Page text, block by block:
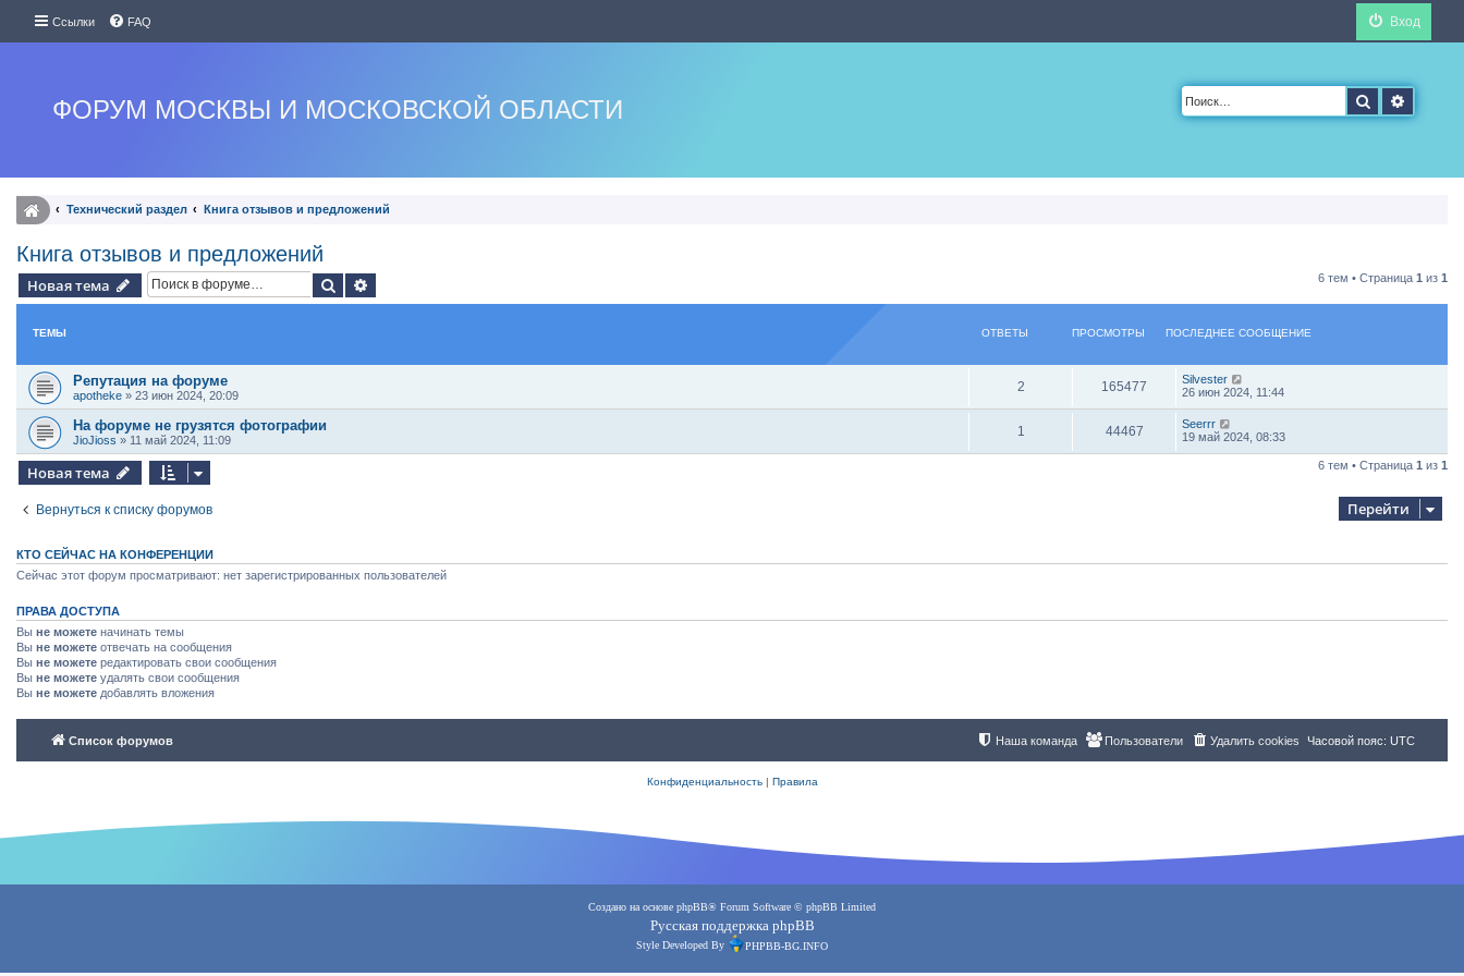
Ссылки FAQ Вход
ФОРУМ МОСКВЫ И МОСКОВСКОЙ ОБЛАСТИ Поиск
Технический раздел Книга отзывов и предложений
Книга отзывов и предложений
Новая тема Поиск 6 тем • Страница 1 из 1
ТЕМЫ ОТВЕТЫ ПРОСМОТРЫ ПОСЛЕДНЕЕ СООБЩЕНИЕ
Репутация на форуме
apotheke » 23 июн 2024, 20:09
2 165477
Silvester
26 июн 2024, 11:44
На форуме не грузятся фотографии
JioJioss » 11 май 2024, 11:09
1 44467
Seerrr
19 май 2024, 08:33
Новая тема 6 тем • Страница 1 из 1
Вернуться к списку форумов Перейти
КТО СЕЙЧАС НА КОНФЕРЕНЦИИ
Сейчас этот форум просматривают: нет зарегистрированных пользователей
ПРАВА ДОСТУПА
Вы не можете начинать темы
Вы не можете отвечать на сообщения
Вы не можете редактировать свои сообщения
Вы не можете удалять свои сообщения
Вы не можете добавлять вложения
Список форумов Часовой пояс: UTC
Удалить cookies
Пользователи
Наша команда
Конфиденциальность| Правила
Создано на основе phpBB® Forum Software © phpBB Limited
Русская поддержка phpBB
Style Developed By PHPBB-BG.INFO